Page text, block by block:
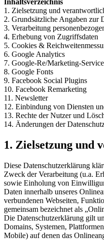
1. Zielsetzung und
2. Grundsätzliche Angaben zur
3. Verarbeitung
4. Erhebung von Zugriffsdaten
5. Cookies &
6. Google Analytics
7. Google-Re/Marketing-
8. Google Fonts
9. Facebook Social Plugins
10. Facebook Remarketing
11. Newsletter
12. Einbindung von Diensten
13. Rechte der Nutzer und
14. Änderungen der
1. Zielsetzung und
Diese Datenschutzerklärung
Zweck der Verarbeitung (u.a.
sowie Einholung von
Daten innerhalb unseres
verbundenen Webseiten,
gemeinsam bezeichnet als
Die Datenschutzerklärung gilt
Domains, Systemen,
Mobile) auf denen das